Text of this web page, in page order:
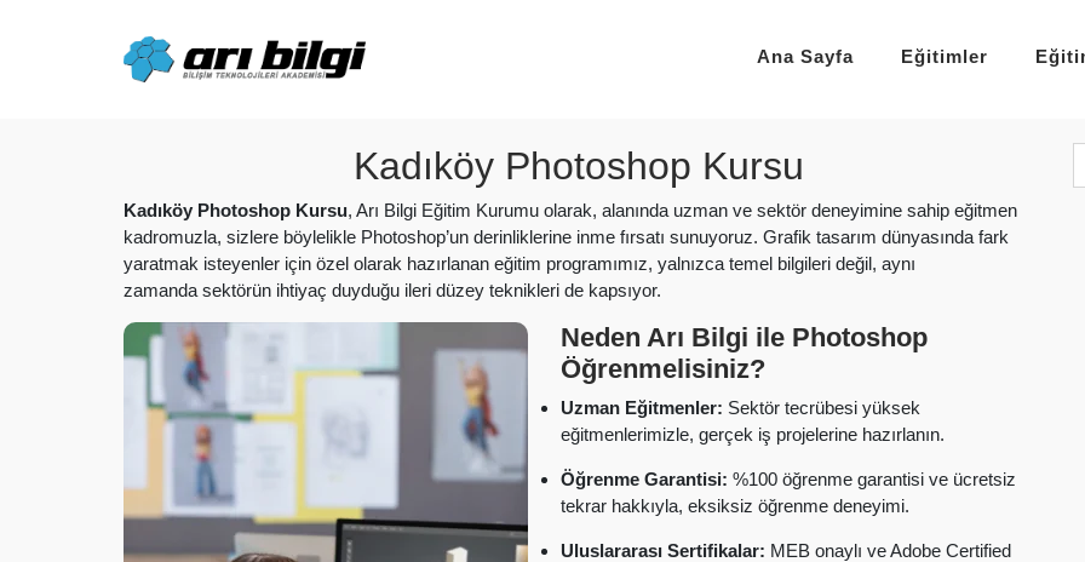
Ana Sayfa Eğitimler
Kadıköy Photoshop Kursu
Kadıköy Photoshop Kursu, Arı Bilgi Eğitim Kurumu olarak, alanında uzman ve sektör deneyimine sahip eğitmen
kadromuzla, sizlere böylelikle Photoshop’un derinliklerine inme fırsatı sunuyoruz. Grafik tasarım dünyasında fark
yaratmak isteyenler için özel olarak hazırlanan eğitim programımız, yalnızca temel bilgileri değil, aynı
zamanda sektörün ihtiyaç duyduğu ileri düzey teknikleri de kapsıyor.
Neden Arı Bilgi ile Photoshop
Öğrenmelisiniz?
Uzman Eğitmenler: Sektör tecrübesi yüksek
eğitmenlerimizle, gerçek iş projelerine hazırlanın.
Öğrenme Garantisi: %100 öğrenme garantisi ve ücretsiz
tekrar hakkıyla, eksiksiz öğrenme deneyimi.
Uluslararası Sertifikalar: MEB onaylı ve Adobe Certified